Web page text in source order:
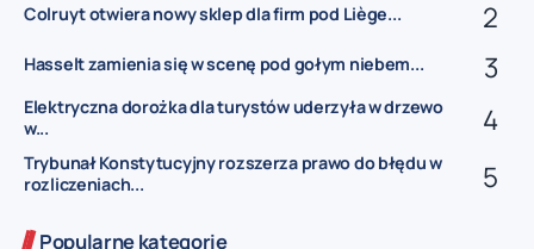
Colruyt otwiera nowy sklep dla firm pod Liège...
Hasselt zamienia się w scenę pod gołym niebem...
Elektryczna dorożka dla turystów uderzyła w drzewo
w...
Trybunał Konstytucyjny rozszerza prawo do błędu w
rozliczeniach...
Popularne kategorie